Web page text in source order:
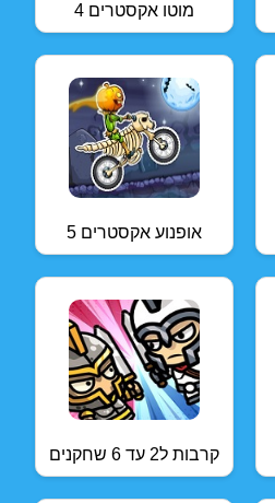
מוטו אקסטרים 4
אופנוע אקסטרים 5
קרבות ל2 עד 6 שחקנים